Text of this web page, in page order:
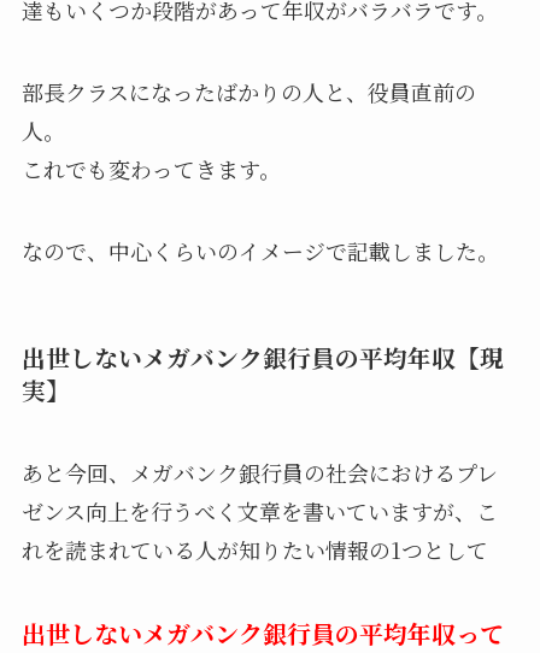
達もいくつか段階があって年収がバラバラです。
部長クラスになったばかりの人と、役員直前の
人。
これでも変わってきます。
なので、中心くらいのイメージで記載しました。
出世しないメガバンク銀行員の平均年収【現
実】
あと今回、メガバンク銀行員の社会におけるプレ
ゼンス向上を行うべく文章を書いていますが、こ
れを読まれている人が知りたい情報の1つとして
出世しないメガバンク銀行員の平均年収って